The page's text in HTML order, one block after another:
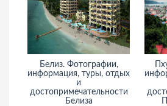
Белиз. Фотографии,
информация, туры, отдых
и
достопримечательности
Белиза